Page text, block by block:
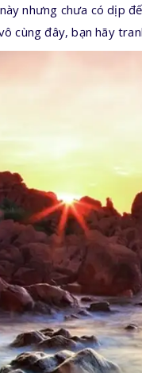
nhưng chưa có dịp
cùng đây, bạn hãy